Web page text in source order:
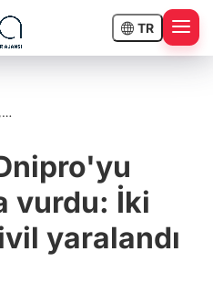
TR
vurdu: İki
yaralandı